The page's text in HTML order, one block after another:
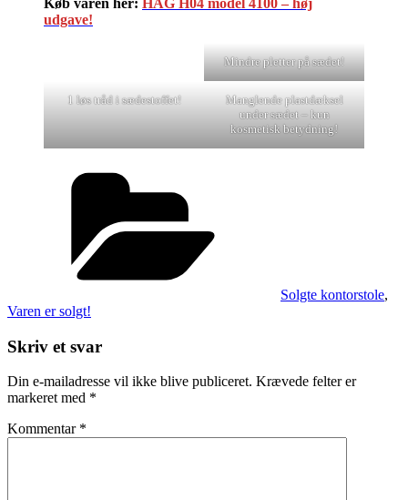
udgave!
Mindre pletter på sædet!
1 løs tråd i sædestoffet!
Manglende plastdæksel
under sædet – kun
kosmetisk betydning!
Solgte kontorstole,
Varen er solgt!
Skriv et svar
Din e-mailadresse vil ikke blive publiceret. Krævede felter er
markeret med *
Kommentar *